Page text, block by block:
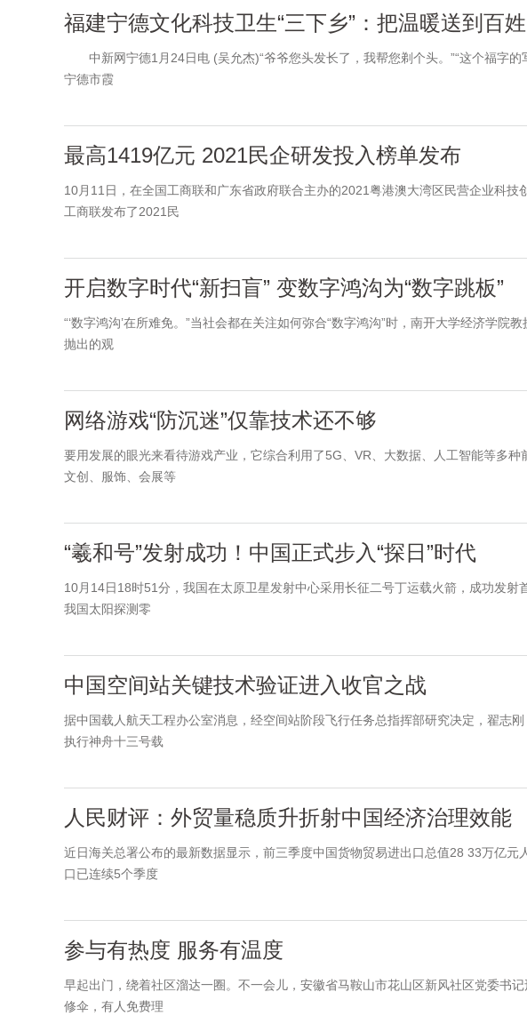
福建宁德文化科技卫生“三下乡”：把温暖送到百
中新网宁德1月24日电 (吴允杰)“爷爷您头发长了，我帮您剃个头。”“这个福字
宁德市霞
最高1419亿元 2021民企研发投入榜单发布
10月11日，在全国工商联和广东省政府联合主办的2021粤港澳大湾区民营企业科技
工商联发布了2021民
开启数字时代“新扫盲” 变数字鸿沟为“数字跳板”
“‘数字鸿沟’在所难免。”当社会都在关注如何弥合“数字鸿沟”时，南开大学经济学院
抛出的观
网络游戏“防沉迷”仅靠技术还不够
要用发展的眼光来看待游戏产业，它综合利用了5G、VR、大数据、人工智能等多
文创、服饰、会展等
“羲和号”发射成功！中国正式步入“探日”时代
10月14日18时51分，我国在太原卫星发射中心采用长征二号丁运载火箭，成功发射
我国太阳探测零
中国空间站关键技术验证进入收官之战
据中国载人航天工程办公室消息，经空间站阶段飞行任务总指挥部研究决定，翟志
执行神舟十三号载
人民财评：外贸量稳质升折射中国经济治理效能
近日海关总署公布的最新数据显示，前三季度中国货物贸易进出口总值28 33万亿元
口已连续5个季度
参与有热度 服务有温度
早起出门，绕着社区溜达一圈。不一会儿，安徽省马鞍山市花山区新风社区党委书
修伞，有人免费理